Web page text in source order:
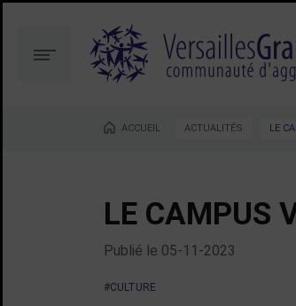
contenu
la
recherche
Menu
Vous êtes ici :
ACCUEIL ACTUALITÉS LE
LE CAMPUS
Publié le 05-11-2023
#CULTURE